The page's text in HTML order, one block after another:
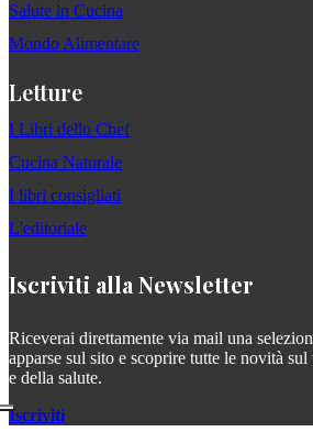
Salute in Cucina
Mondo Alimentare
Letture
I Libri dello Chef
Cucina Naturale
I libri consigliati
L'editoriale
Iscriviti alla Newsletter
Riceverai direttamente via mail una
apparse sul sito e scoprire tutte le novità
e della salute.
Iscriviti